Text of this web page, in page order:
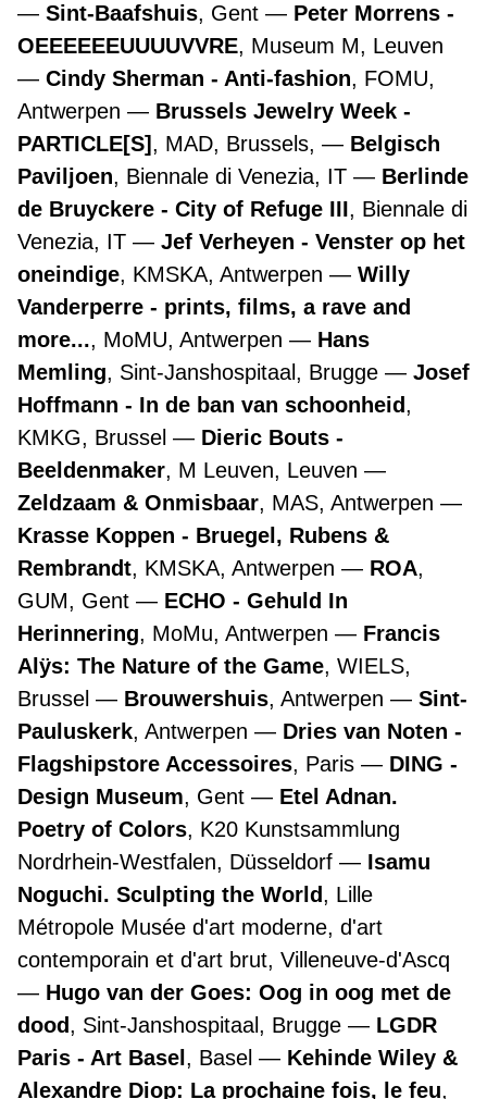
Sint-Baafshuis, Gent
Peter Morrens -
OEEEEEEUUUUVVRE, Museum M, Leuven
Cindy Sherman - Anti-fashion, FOMU,
Antwerpen
Brussels Jewelry Week -
PARTICLE[S] , MAD, Brussels,
Belgisch
Paviljoen, Biennale di Venezia, IT
Berlinde
de Bruyckere - City of Refuge III, Biennale di
Venezia, IT
Jef Verheyen - Venster op het
oneindige, KMSKA, Antwerpen
Willy
Vanderperre - prints, films, a rave and
more..., MoMU, Antwerpen
Hans
Memling, Sint-Janshospitaal, Brugge
Josef
Hoffmann - In de ban van schoonheid,
KMKG, Brussel
Dieric Bouts -
Beeldenmaker, M Leuven, Leuven
Zeldzaam & Onmisbaar, MAS, Antwerpen
Krasse Koppen - Bruegel, Rubens &
Rembrandt, KMSKA, Antwerpen ROA,
GUM, Gent
ECHO - Gehuld In
Herinnering, MoMu, Antwerpen
Francis
Alÿs: The Nature of the Game, WIELS,
Brussel
Brouwershuis, Antwerpen
Sint-
Pauluskerk, Antwerpen
Dries van Noten -
Flagshipstore Accessoires, Paris
DING -
Design Museum, Gent
Etel Adnan.
Poetry of Colors, K20 Kunstsammlung
Nordrhein-Westfalen, Düsseldorf
Isamu
Noguchi. Sculpting the World, Lille
Métropole Musée d'art moderne, d'art
contemporain et d'art brut, Villeneuve-d'Ascq
Hugo van der Goes: Oog in oog met de
dood, Sint-Janshospitaal, Brugge
LGDR
Paris - Art Basel , Basel
Kehinde Wiley &
Alexandre Diop: La prochaine fois, le feu,